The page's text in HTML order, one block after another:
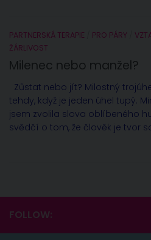
PARTNERSKÁ TERAPIE PRO PÁRY
ŽÁRLIVOST
Milenec nebo manžel?
Zůstat nebo jít? Milostný
tehdy, když je jeden úhel tupý.
jsem zvolila slova oblíbeného
svědčí o tom, že člověk je tvor
FOLLOW: